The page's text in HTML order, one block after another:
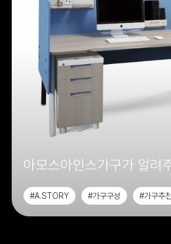
아모스아인스가구가 알려
공간에 필요한 가구 가이드
#A.STORY #가구구성
#가구추천